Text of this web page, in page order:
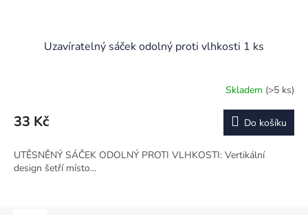
Uzavíratelný sáček odolný proti vlhkosti 1 ks
Skladem (>5 ks)
33 Kč Do košíku
UTĚSNĚNÝ SÁČEK ODOLNÝ PROTI VLHKOSTI: Vertikální
design šetří místo...